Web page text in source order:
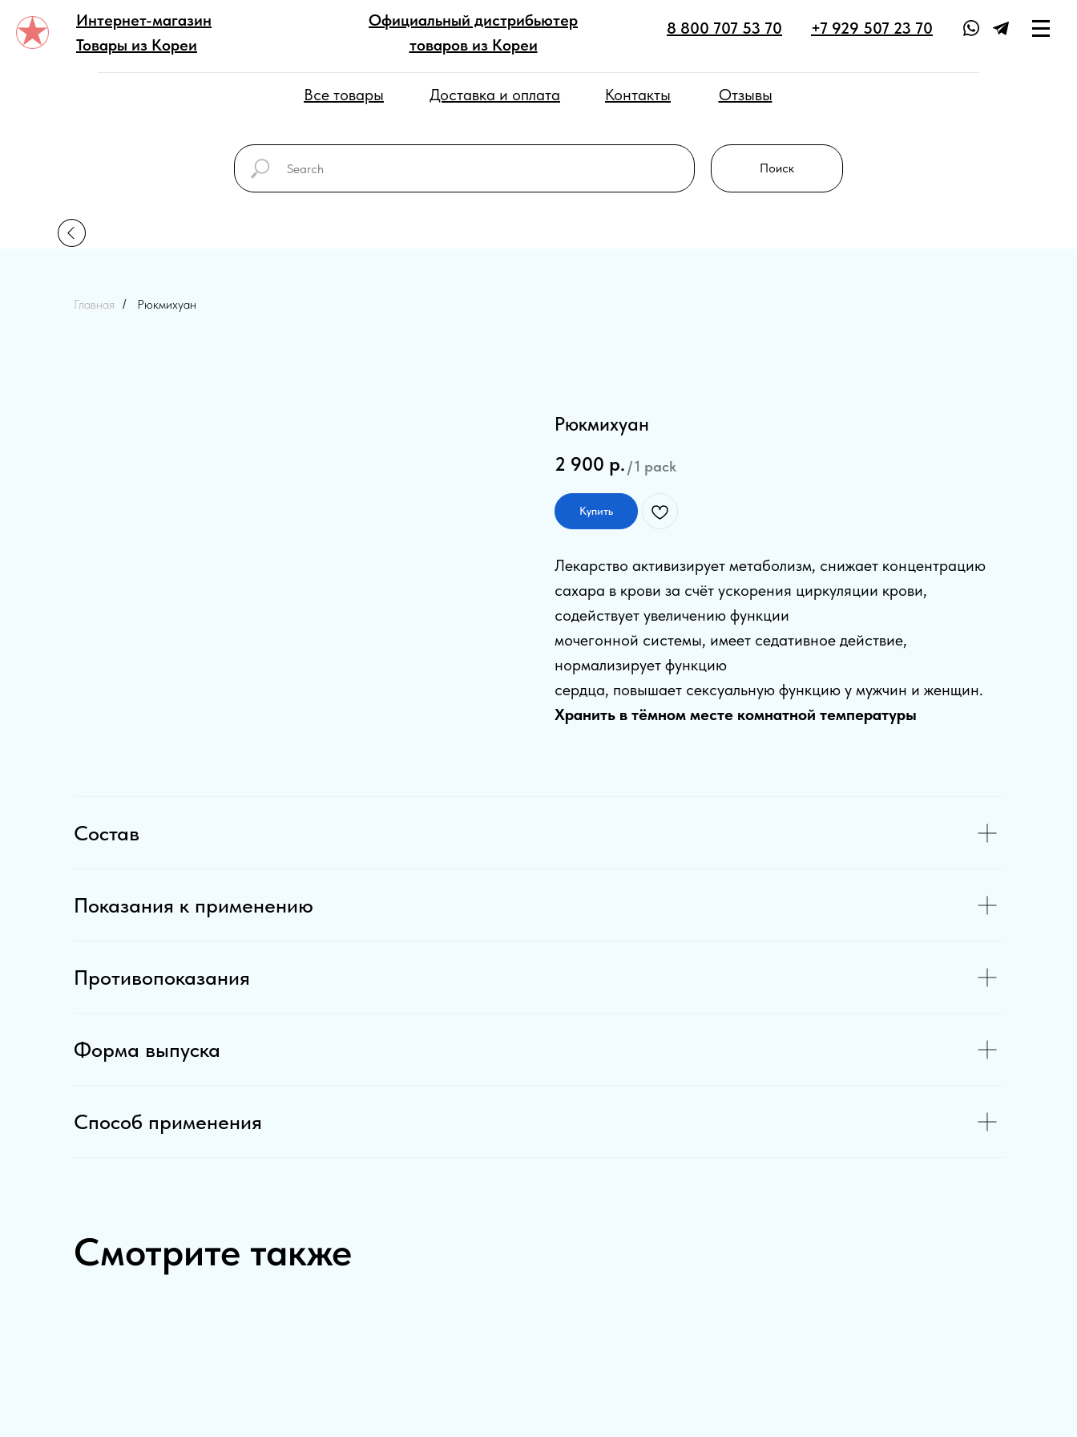
Все товары Доставка и оплата Контакты Отзывы
Официальный дистрибьютер
товаров из Кореи
Интернет-магазин
Товары из Кореи
8 800 707 53 70 +7 929 507 23 70 III
Поиск
Главная / Рюкмихуан
Рюкмихуан
2 900 р. /1 pack
Купить
Лекарство активизирует метаболизм, снижает концентрацию
сахара в крови за счёт ускорения циркуляции крови,
содействует увеличению функции
мочегонной системы, имеет седативное действие,
нормализирует функцию
сердца, повышает сексуальную функцию у мужчин и женщин.
Хранить в тёмном месте комнатной температуры
Состав
Показания к применению
Противопоказания
Форма выпуска
Способ применения
Смотрите также